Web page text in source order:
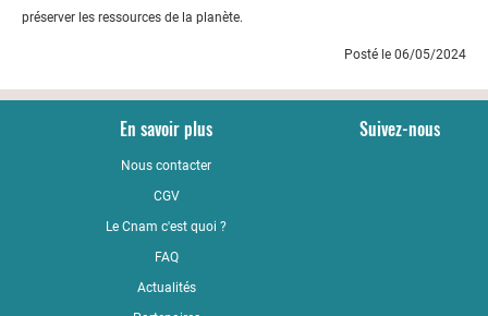
préserver les ressources de la planète.
Posté le 06/05/2024
En savoir plus
Nous contacter
CGV
Le Cnam c'est quoi ?
FAQ
Actualités
Suivez-nous